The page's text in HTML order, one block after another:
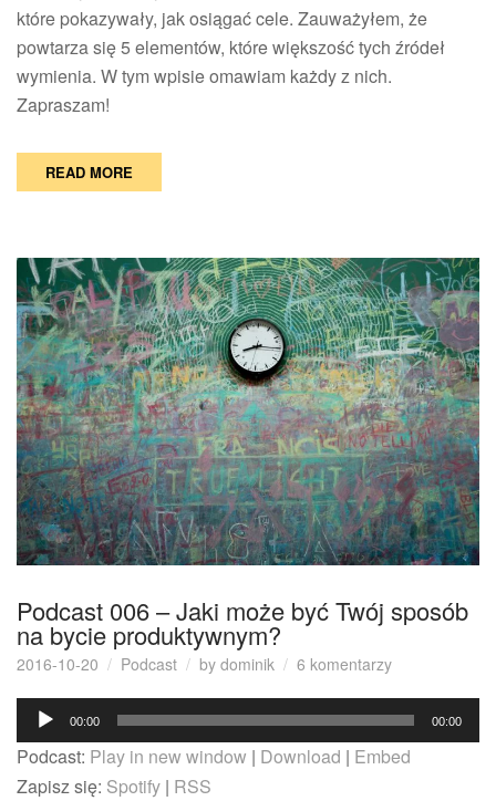
które pokazywały, jak osiągać cele. Zauważyłem, że
powtarza się 5 elementów, które większość tych źródeł
wymienia. W tym wpisie omawiam każdy z nich.
Zapraszam!
READ MORE
Podcast 006 – Jaki może być Twój sposób
na bycie produktywnym?
2016-10-20 Podcast by dominik 6 komentarzydo
006
–
Jaki
Odtwarzacz
plików
dźwiękowych
00:00 00:00
Podcast: Play in new window | Download | Embed
Zapisz się: Spotify | RSS